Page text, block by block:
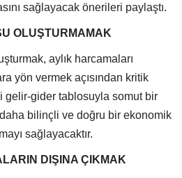
sağlayacak önerileri paylaştı.
OLUŞTURMAMAK
aylık harcamaları
yön vermek açısından kritik
gelir-gider tablosuyla somut bir
bilinçli ve doğru bir ekonomik
sağlayacaktır.
DIŞINA ÇIKMAK